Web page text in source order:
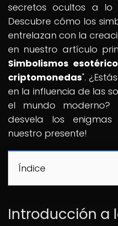
secretos ocultos a
Descubre cómo los
entrelazan con la
en nuestro artículo
Simbolismos
criptomonedas".
en la influencia de las
el mundo moderno?
desvela los
nuestro presente!
Índice
Introducción a